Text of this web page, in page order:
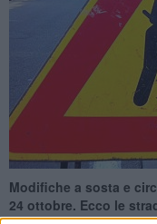
Modifiche a sosta e
24 ottobre. Ecco le